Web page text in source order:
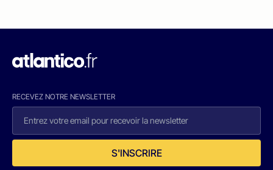
RECEVEZ NOTRE NEWSLETTER
S'INSCRIRE